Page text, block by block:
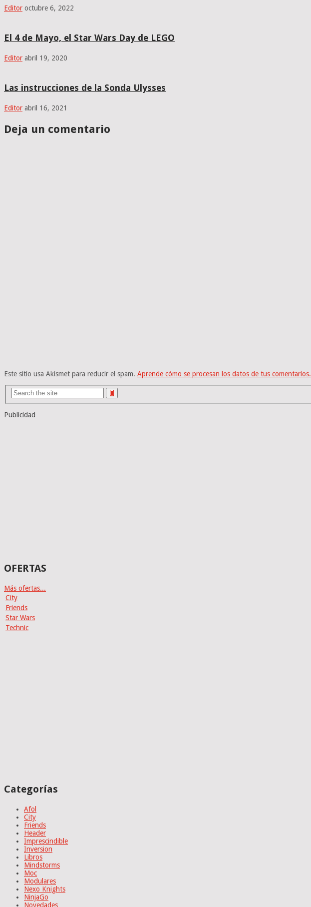
Editor octubre 6, 2022
El 4 de Mayo, el Star Wars Day de LEGO
Editor abril 19, 2020
Las instrucciones de la Sonda Ulysses
Editor abril 16, 2021
Deja un comentario
Este sitio usa Akismet para reducir el spam. Aprende cómo se procesan los datos de tus comentarios.
Publicidad
OFERTAS
Más ofertas...
City
Friends
Star Wars
Technic
Categorías
Afol
City
Friends
Header
Imprescindible
Inversion
Libros
Mindstorms
Moc
Modulares
Nexo Knights
NinjaGo
Novedades